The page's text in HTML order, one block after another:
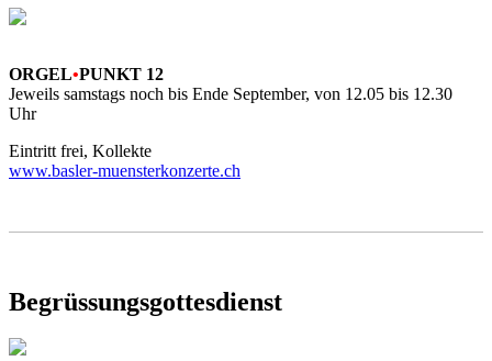
ORGEL•PUNKT 12
Jeweils samstags noch bis Ende September, von 12.05 bis 12.30
Uhr
Eintritt frei, Kollekte
www.basler-muensterkonzerte.ch
Begrüssungsgottesdienst